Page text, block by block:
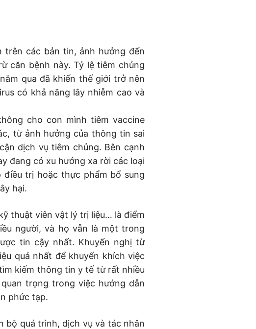
trên các bản tin, ảnh hưởng đến
căn bệnh này. Tỷ lệ tiêm chủng
qua đã khiến thế giới trở nên
có khả năng lây nhiễm cao và
cho con mình tiêm vaccine
từ ảnh hưởng của thông tin sai
dịch vụ tiêm chủng. Bên cạnh
đang có xu hướng xa rời các loại
điều trị hoặc thực phẩm bổ sung
hại.
thuật viên vật lý trị liệu… là điểm
người, và họ vẫn là một trong
tin cậy nhất. Khuyến nghị từ
quả nhất để khuyến khích việc
kiếm thông tin y tế từ rất nhiều
trọng trong việc hướng dẫn
phức tạp.
bộ quá trình, dịch vụ và tác nhân